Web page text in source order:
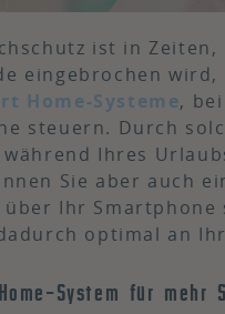
ist in
eingebrochen
Home-Systeme,
steuern. Durch
Ihres
Sie aber auch
über Ihr Smartphone
optimal an
System für mehr